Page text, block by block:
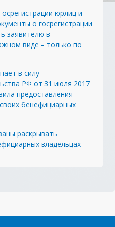
юрлиц и
о госрегистрации
заявителю в
виде – только по
в силу
РФ от 31 июля 2017
предоставления
бенефициарных
раскрывать
владельцах